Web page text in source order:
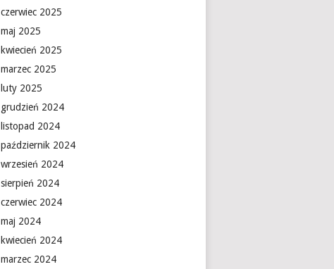
czerwiec 2025
maj 2025
kwiecień 2025
marzec 2025
luty 2025
grudzień 2024
listopad 2024
październik 2024
wrzesień 2024
sierpień 2024
czerwiec 2024
maj 2024
kwiecień 2024
marzec 2024